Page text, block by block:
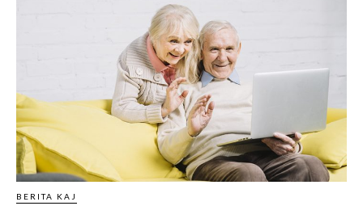
BERITA KAJ